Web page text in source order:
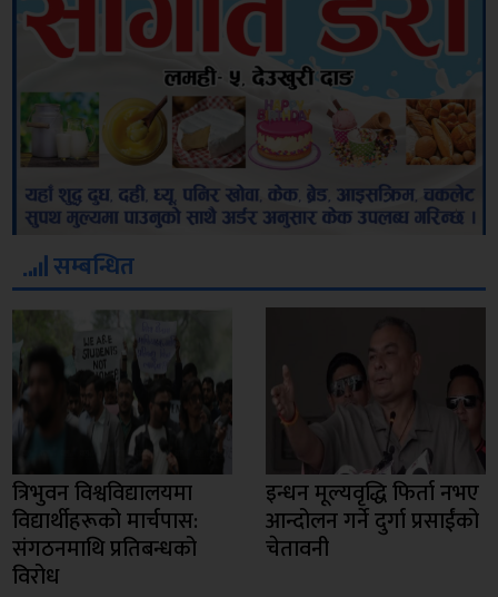
सम्बन्धित
त्रिभुवन विश्वविद्यालयमा
विद्यार्थीहरूको मार्चपास:
संगठनमाथि प्रतिबन्धको
विरोध
इन्धन मूल्यवृद्धि फिर्ता नभए
आन्दोलन गर्ने दुर्गा प्रसाईंको
चेतावनी